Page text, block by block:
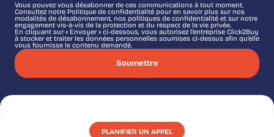
Vous pouvez vous désabonner de ces communications à tout moment.
Consultez notre Politique de confidentialité pour en savoir plus sur nos
modalités de désabonnement, nos politiques de confidentialité et sur notre
engagement vis-à-vis de la protection et du respect de la vie privée.
En cliquant sur « Envoyer » ci-dessous, vous autorisez l’entreprise Click2Buy
à stocker et traiter les données personnelles soumises ci-dessus afin qu’elle
vous fournisse le contenu demandé.
PLANIFIER UN APPEL